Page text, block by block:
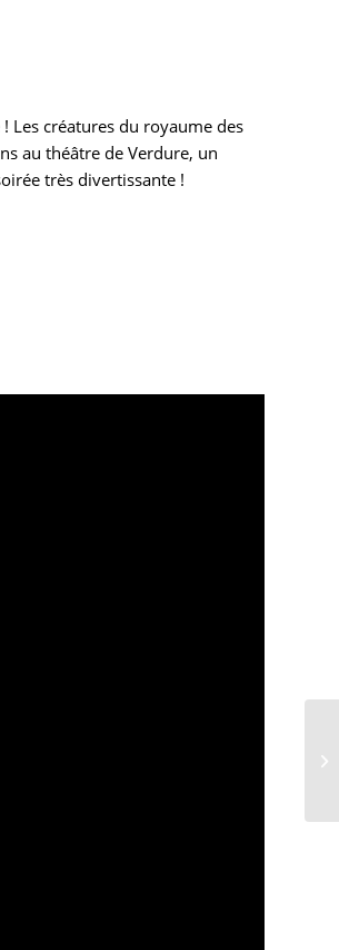
Les créatures du royaume des
au théâtre de Verdure, un
très divertissante !